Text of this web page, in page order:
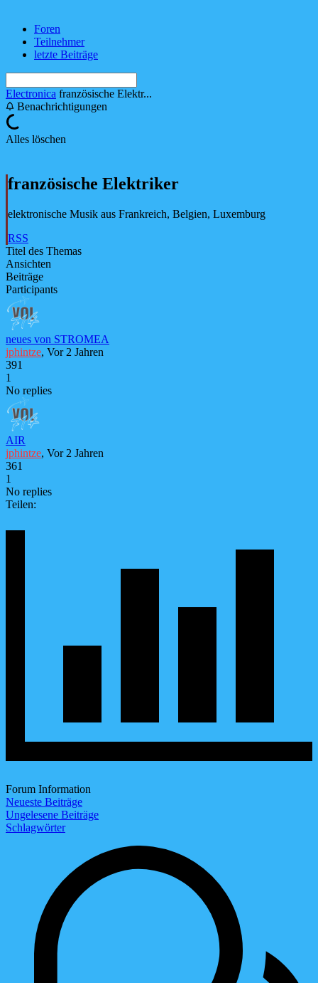
Foren
Teilnehmer
letzte Beiträge
Electronica französische Elektr...
Benachrichtigungen
Alles löschen
französische Elektriker
elektronische Musik aus Frankreich, Belgien, Luxemburg
RSS
Titel des Themas
Ansichten
Beiträge
Participants
neues von STROMEA
jphintze, Vor 2 Jahren
391
1
No replies
AIR
jphintze, Vor 2 Jahren
361
1
No replies
Teilen:
Forum Information
Neueste Beiträge
Ungelesene Beiträge
Schlagwörter